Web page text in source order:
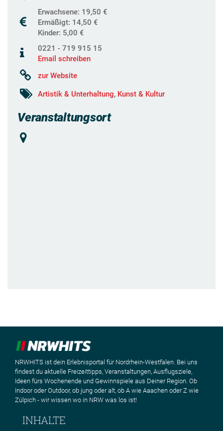
Erwachsene: 19,50 €
Ermäßigt: 14,50 €
Kinder: 5,00 €
0221 - 719 915 15
Email schreiben
zur Website
Artistik & Unterhaltung, Kunst & Kultur
Veranstaltungsort
NRWHITS ist dein Erlebnisportal für Nordrhein-Westfalen. Bei uns
findest du aktuelle Freizeittipps, Veranstaltungen, Ausflugsziele,
Ideen fürs Wochenende und Gewinnspiele aus Deiner Region. Ob
Indoor oder Outdoor, ob jung oder alt, ob A wie Aaachen oder Z wie
Zülpich - wir wissen wo in NRW was los ist!
INHALTE